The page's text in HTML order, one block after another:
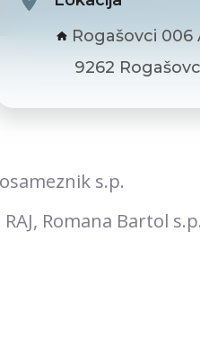
Rogašovci 006
9262
s.p.
RAJ, Romana Bartol s.p.